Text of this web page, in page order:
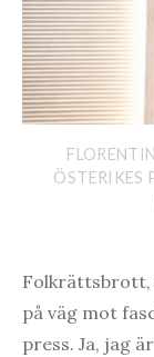
ÖSTERIKES
Folkrättsbrott,
på väg mot
press. Ja, jag